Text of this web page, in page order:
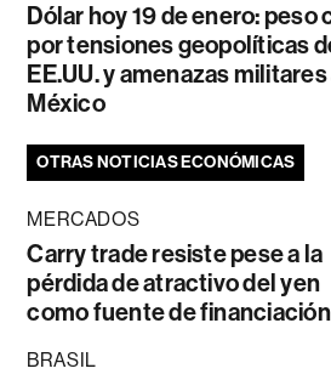
Dólar hoy 19 de enero: peso
por tensiones geopolíticas
EE.UU. y amenazas militares
México
OTRAS NOTICIAS ECONÓMICAS
MERCADOS
Carry trade resiste pese a la
pérdida de atractivo del yen
como fuente de financiación
BRASIL